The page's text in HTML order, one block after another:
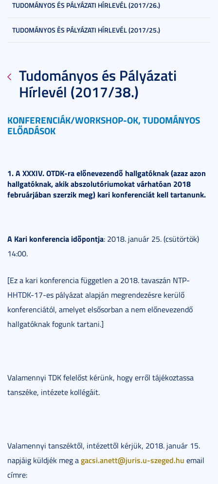
TUDOMÁNYOS ÉS PÁLYÁZATI HÍRLEVÉL (2017/26.)
TUDOMÁNYOS ÉS PÁLYÁZATI HÍRLEVÉL (2017/25.)
Tudományos és Pályázati
Hírlevél (2017/38.)
KONFERENCIÁK/WORKSHOP-OK, TUDOMÁNYOS
ELŐADÁSOK
1. A XXXIV. OTDK-ra előnevezendő hallgatóknak (azaz azon
hallgatóknak, akik abszolutóriumokat várhatóan 2018
februárjában szerzik meg) kari konferenciát kell tartanunk.
A Kari konferencia időpontja: 2018. január 25. (csütörtök)
14:00.
[Ez a kari konferencia független a 2018. tavaszán NTP-
HHTDK-17-es pályázat alapján megrendezésre kerülő
konferenciától, amelyet elsősorban a nem előnevezendő
hallgatóknak fogunk tartani.]
Valamennyi TDK felelőst kérünk, hogy erről tájékoztassa
tanszéke, intézete kollégáit.
Valamennyi tanszéktől, intézettől kérjük, 2018. január 15.
napjáig küldjék meg agacsi.anett@juris.u-szeged.hu email
címre: